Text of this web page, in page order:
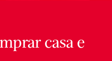
casa e